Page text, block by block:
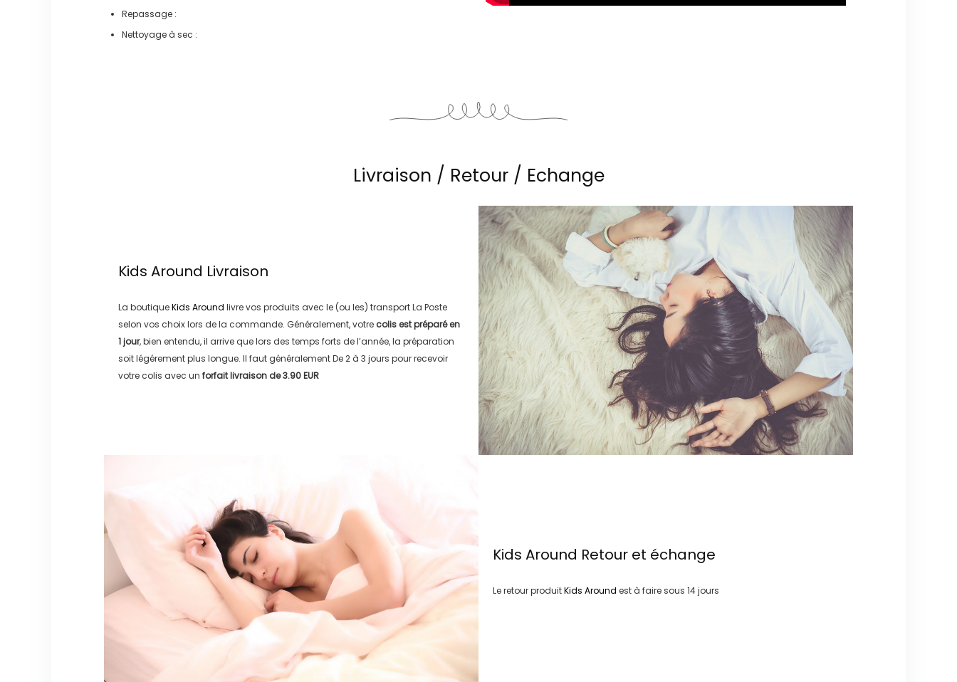
Repassage :
Nettoyage à sec :
Livraison / Retour / Echange
Kids Around Livraison
La boutiqueKids Around livre vos produits avec le (ou les) transportLa Poste
selon vos choix lors de la commande. Généralement, votre colis est préparé en
1 jour, bien entendu, il arrive que lors des temps forts de l’année, la préparation
soit légérement plus longue. Il faut généralementDe 2 à 3 jours pour recevoir
votre colis avec un forfait livraison de3.90 EUR
Kids Around Retour et échange
Le retour produitKids Around est à faire sous 14 jours